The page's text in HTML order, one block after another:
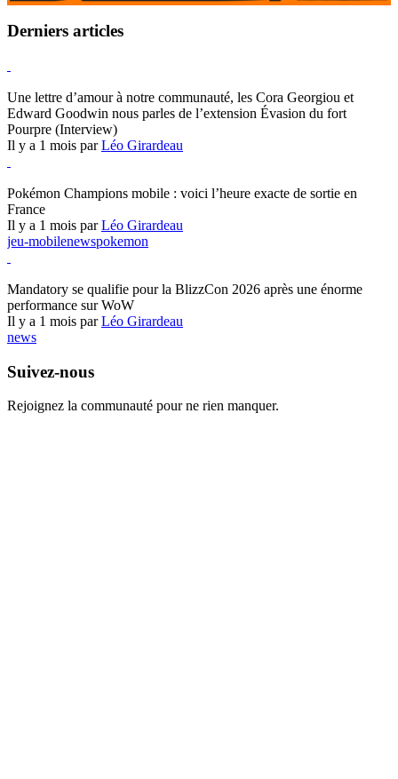
Derniers articles
Une lettre d’amour à notre communauté, les Cora Georgiou et
Edward Goodwin nous parles de l’extension Évasion du fort
Pourpre (Interview)
Il y a 1 mois parLéo Girardeau
Pokémon Champions mobile : voici l’heure exacte de sortie en
France
Il y a 1 mois parLéo Girardeau
jeu-mobilenewspokemon
Mandatory se qualifie pour la BlizzCon 2026 après une énorme
performance sur WoW
Il y a 1 mois parLéo Girardeau
news
Suivez-nous
Rejoignez la communauté pour ne rien manquer.